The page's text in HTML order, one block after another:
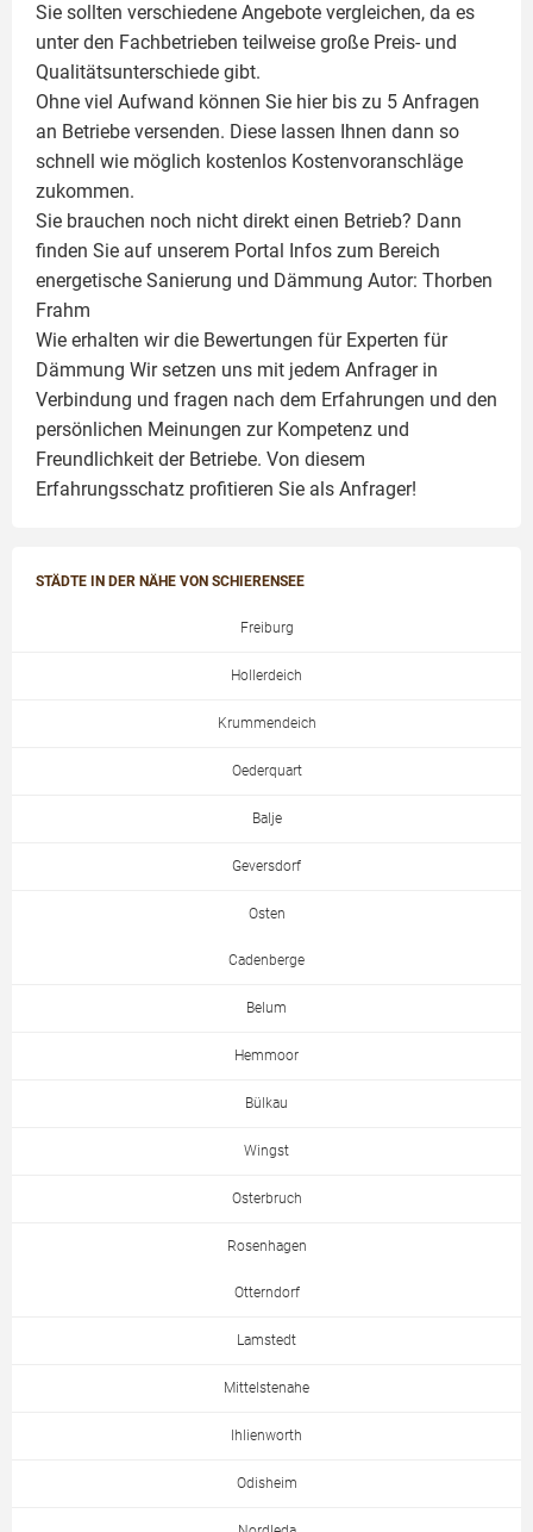
Sie sollten verschiedene Angebote vergleichen, da es
unter den Fachbetrieben teilweise große Preis- und
Qualitätsunterschiede gibt.
Ohne viel Aufwand können Sie hier bis zu 5 Anfragen
an Betriebe versenden. Diese lassen Ihnen dann so
schnell wie möglich kostenlos Kostenvoranschläge
zukommen.
Sie brauchen noch nicht direkt einen Betrieb? Dann
finden Sie auf unserem Portal Infos zum Bereich
energetische Sanierung und Dämmung Autor: Thorben
Frahm
Wie erhalten wir die Bewertungen für Experten für
Dämmung Wir setzen uns mit jedem Anfrager in
Verbindung und fragen nach dem Erfahrungen und den
persönlichen Meinungen zur Kompetenz und
Freundlichkeit der Betriebe. Von diesem
Erfahrungsschatz profitieren Sie als Anfrager!
STÄDTE IN DER NÄHE VON SCHIERENSEE
Freiburg
Hollerdeich
Krummendeich
Oederquart
Balje
Geversdorf
Osten
Cadenberge
Belum
Hemmoor
Bülkau
Wingst
Osterbruch
Rosenhagen
Otterndorf
Lamstedt
Mittelstenahe
Ihlienworth
Odisheim